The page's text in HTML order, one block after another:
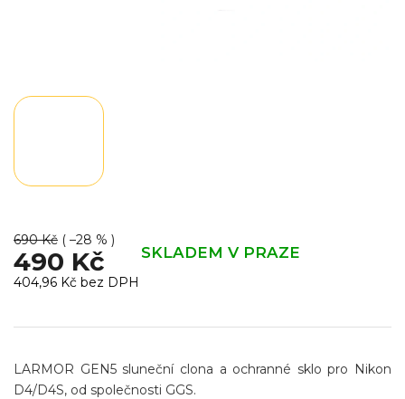
690 Kč ( –28 % )
490 Kč SKLADEM V PRAZE
404,96 Kč bez DPH
cena:
LARMOR GEN5 sluneční clona a ochranné sklo pro Nikon
D4/D4S, od společnosti GGS.